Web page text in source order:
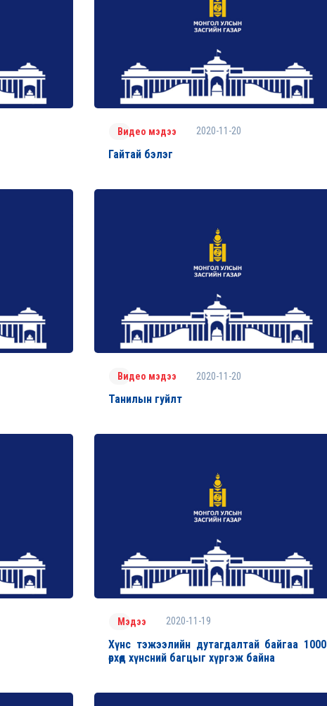
Видео мэдээ 2020-11-20
Гайтай бэлэг
Видео мэдээ 2020-11-20
Танилын гуйлт
Мэдээ 2020-11-19
Хүнс тэжээлийн дутагдалтай байгаа 1000
өрхөд хүнсний багцыг хүргэж байна